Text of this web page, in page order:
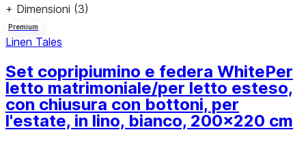
+ Dimensioni (3)
Premium
Linen Tales
Set copripiumino e federa WhitePer
letto matrimoniale/per letto esteso,
con chiusura con bottoni, per
l'estate, in lino, bianco, 200x220 cm